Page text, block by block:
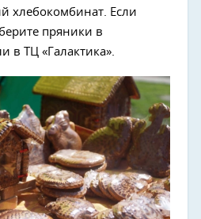
хлебокомбинат. Если
пряники в
в ТЦ «Галактика».